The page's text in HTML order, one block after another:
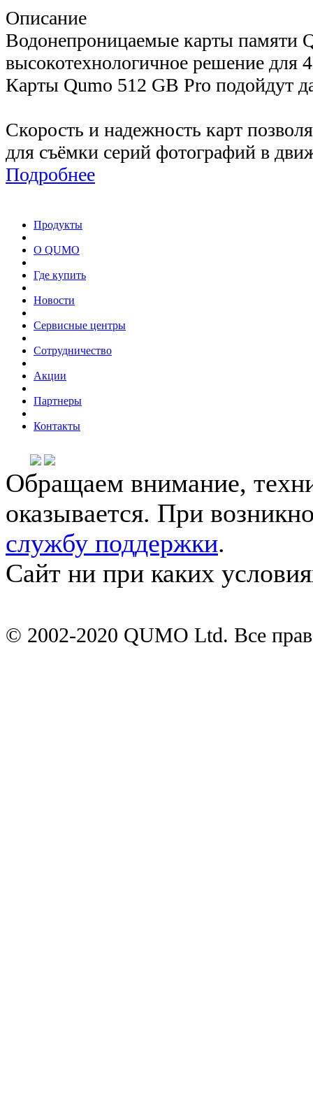
Описание
Водонепроницаемые карты памяти
высокотехнологичное решение
Карты Qumo 512 GB Pro подойдут
Скорость и надежность карт
для съёмки серий фотографий в
Подробнее
Продукты
О QUMO
Где купить
Новости
Сервисные центры
Сотрудничество
Акции
Партнеры
Контакты
Обращаем внимание,
оказывается. При
службу поддержки.
Сайт ни при каких
© 2002-2020 QUMO Ltd. Все